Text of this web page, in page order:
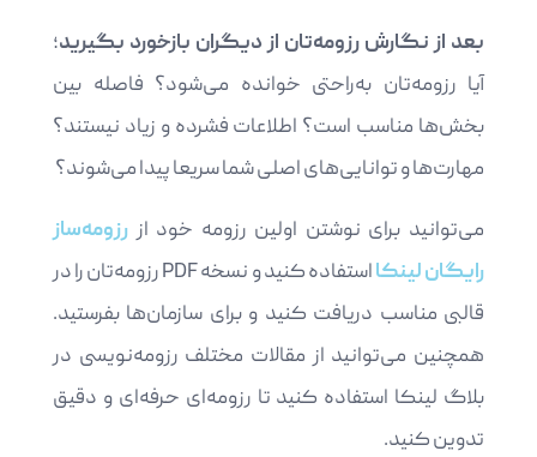
بعد از نگارش رزومه‌تان از دیگران بازخورد بگیرید؛
آیا رزومه‌تان به‌راحتی خوانده می‌شود؟ فاصله بین
بخش‌ها مناسب است؟ اطلاعات فشرده و زیاد نیستند؟
مهارت‌ها و توانایی‌های اصلی شما سریعا پیدا می‌شوند؟
می‌توانید برای نوشتن اولین رزومه خود از رزومه‌ساز
رایگان لینکا
استفاده کنید و نسخه PDF رزومه‌تان را در
قالبی مناسب دریافت کنید و برای سازمان‌ها بفرستید.
همچنین می‌توانید از مقالات مختلف رزومه‌نویسی در
بلاگ لینکا استفاده کنید تا رزومه‌ای حرفه‌ای و دقیق
تدوین کنید.